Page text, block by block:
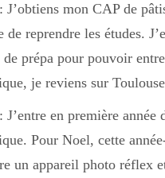
Resto
Tuto
Divers
J’obtiens mon CAP de
de reprendre les études.
de prépa pour pouvoir
je reviens sur
J’entre en première année
Pour Noel, cette
un appareil photo réflex